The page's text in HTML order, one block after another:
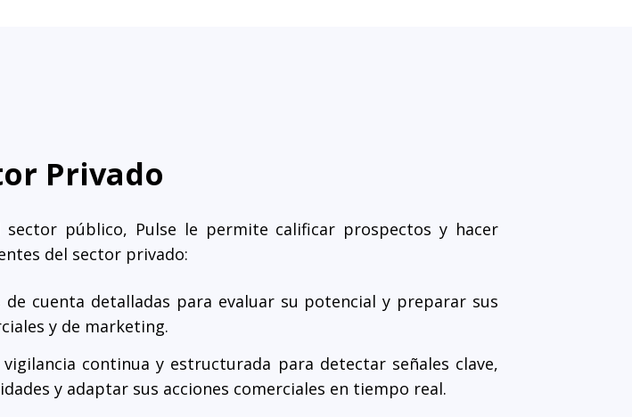
Privado
público, Pulse le permite calificar prospectos y hacer
del sector privado:
de cuenta detalladas para evaluar su potencial y preparar sus
y de marketing.
vigilancia continua y estructurada para detectar señales clave,
y adaptar sus acciones comerciales en tiempo real.